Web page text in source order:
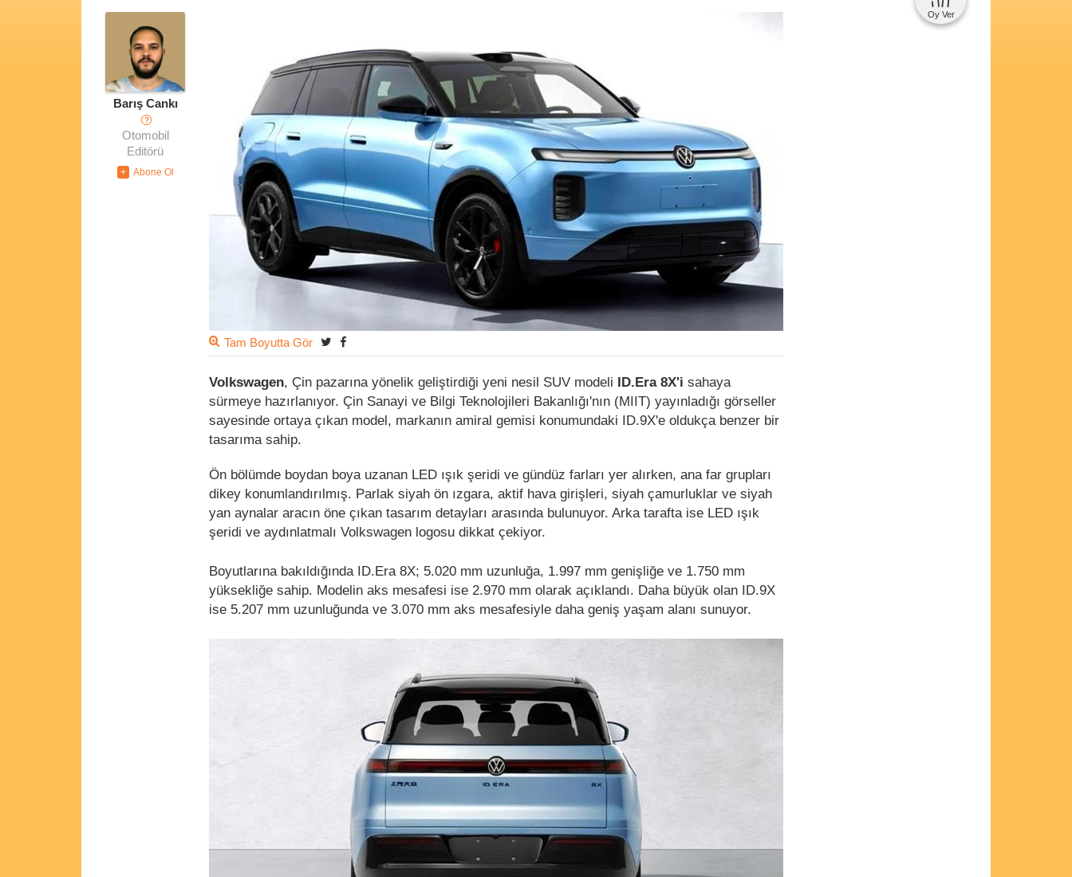
Oy Ver
Barış Cankı
?
Otomobil
Editörü
Tam Boyutta Gör
Volkswagen, Çin pazarına yönelik geliştirdiği yeni nesil SUV modeli ID.Era 8X'i sahaya
sürmeye hazırlanıyor. Çin Sanayi ve Bilgi Teknolojileri Bakanlığı'nın (MIIT) yayınladığı görseller
sayesinde ortaya çıkan model, markanın amiral gemisi konumundaki ID.9X'e oldukça benzer bir
tasarıma sahip.
Ön bölümde boydan boya uzanan LED ışık şeridi ve gündüz farları yer alırken, ana far grupları
dikey konumlandırılmış. Parlak siyah ön ızgara, aktif hava girişleri, siyah çamurluklar ve siyah
yan aynalar aracın öne çıkan tasarım detayları arasında bulunuyor. Arka tarafta ise LED ışık
şeridi ve aydınlatmalı Volkswagen logosu dikkat çekiyor.
Boyutlarına bakıldığında ID.Era 8X; 5.020 mm uzunluğa, 1.997 mm genişliğe ve 1.750 mm
yüksekliğe sahip. Modelin aks mesafesi ise 2.970 mm olarak açıklandı. Daha büyük olan ID.9X
ise 5.207 mm uzunluğunda ve 3.070 mm aks mesafesiyle daha geniş yaşam alanı sunuyor.